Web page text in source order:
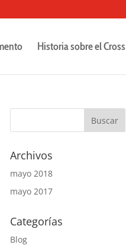
Historia sobre el Cross
Archivos
mayo 2018
mayo 2017
Categorías
Blog